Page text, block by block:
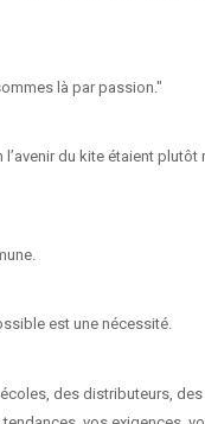
là par passion."
du kite étaient plutôt
est une nécessité.
des distributeurs,